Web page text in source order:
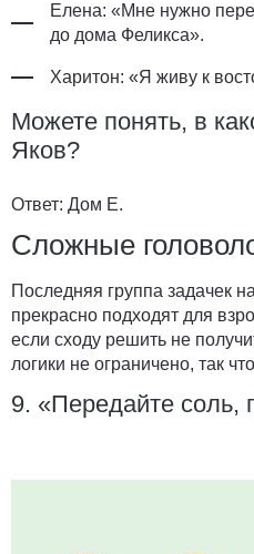
Елена: «Мне нужно
до дома Феликса».
Харитон: «Я живу к
Можете понять, в
Яков?
Ответ: Дом E.
Сложные
Последняя группа задачек
прекрасно подходят для
если сходу решить не
логики не ограничено, так
9. «Передайте соль,